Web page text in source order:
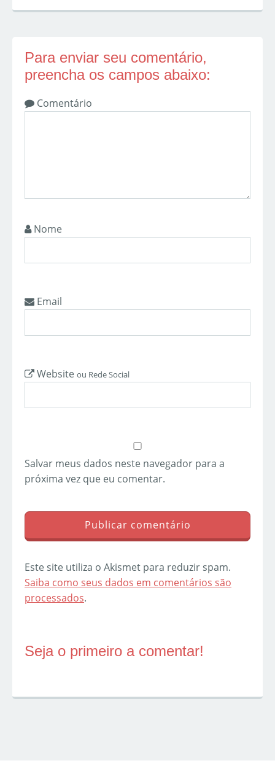
Para enviar seu comentário,
preencha os campos abaixo:
Comentário
Nome
Email
Website ou Rede Social
Salvar meus dados neste navegador para a
próxima vez que eu comentar.
Este site utiliza o Akismet para reduzir spam.
Saiba como seus dados em comentários são
processados.
Seja o primeiro a comentar!